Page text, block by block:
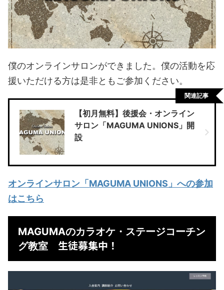
僕のオンラインサロンができました。僕の活動を応
援いただける方は是非ともご参加ください。
【初月無料】後援会・オンライン
サロン「MAGUMA UNIONS」開
設
関連記事
オンラインサロン「MAGUMA UNIONS」への参加
はこちら
MAGUMAのカラオケ・ステージコーチン
グ教室
生徒募集中！